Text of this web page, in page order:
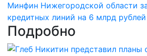
Минфин Нижегородской области
кредитных линий на 6 млрд рублей
Подробно